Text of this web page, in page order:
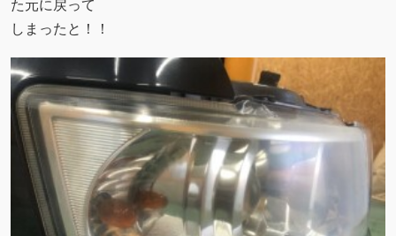
た元に戻って
しまったと！！